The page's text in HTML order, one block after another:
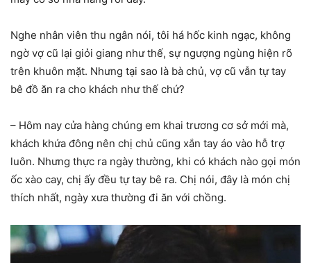
Nghe nhân viên thu ngân nói, tôi há hốc kinh ngạc, không
ngờ vợ cũ lại giỏi giang như thế, sự ngượng ngùng hiện rõ
trên khuôn mặt. Nhưng tại sao là bà chủ, vợ cũ vẫn tự tay
bê đồ ăn ra cho khách như thế chứ?
– Hôm nay cửa hàng chúng em khai trương cơ sở mới mà,
khách khứa đông nên chị chủ cũng xắn tay áo vào hỗ trợ
luôn. Nhưng thực ra ngày thường, khi có khách nào gọi món
ốc xào cay, chị ấy đều tự tay bê ra. Chị nói, đây là món chị
thích nhất, ngày xưa thường đi ăn với chồng.